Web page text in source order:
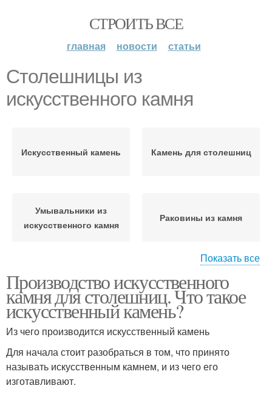
СТРОИТЬ ВСЕ
главная новости статьи
Столешницы из
искусственного камня
Искусственный камень Камень для столешниц
Умывальники из
искусственного камня
Раковины из камня
искусственного камня
Искусственные камни
Акриловый камень Столешницы из камня
Показать все
Производство искусственного
камня для столешниц. Что такое
искусственный камень?
Из чего производится искусственный камень
Для начала стоит разобраться в том, что принято
называть искусственным камнем, и из чего его
изготавливают.